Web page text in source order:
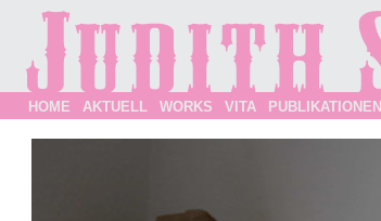
HOME AKTUELL WORKS VITA PUBLIKATIONEN